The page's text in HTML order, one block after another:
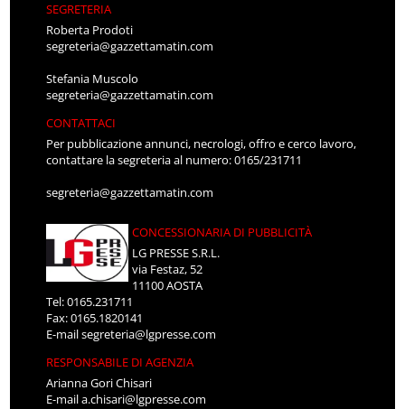
SEGRETERIA
Roberta Prodoti
segreteria@gazzettamatin.com
Stefania Muscolo
segreteria@gazzettamatin.com
CONTATTACI
Per pubblicazione annunci, necrologi, offro e cerco lavoro,
contattare la segreteria al numero: 0165/231711
segreteria@gazzettamatin.com
CONCESSIONARIA DI PUBBLICITÀ
LG PRESSE S.R.L.
via Festaz, 52
11100 AOSTA
Tel: 0165.231711
Fax: 0165.1820141
E-mailsegreteria@lgpresse.com
RESPONSABILE DI AGENZIA
Arianna Gori Chisari
E-maila.chisari@lgpresse.com